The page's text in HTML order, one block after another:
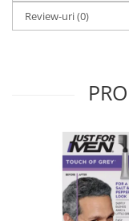
Review-uri(0)